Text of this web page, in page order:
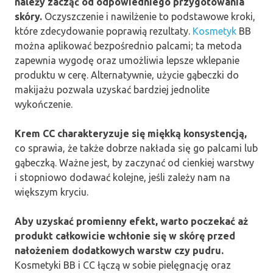
skóry. Oczyszczenie i nawilżenie to podstawowe kroki,
które zdecydowanie poprawią rezultaty. Kosmetyk BB
można aplikować bezpośrednio palcami; ta metoda
zapewnia wygodę oraz umożliwia lepsze wklepanie
produktu w cerę. Alternatywnie, użycie gąbeczki do
makijażu pozwala uzyskać bardziej jednolite
wykończenie.
Krem CC charakteryzuje się miękką konsystencją,
co sprawia, że także dobrze nakłada się go palcami lub
gąbeczką. Ważne jest, by zaczynać od cienkiej warstwy
i stopniowo dodawać kolejne, jeśli zależy nam na
większym kryciu.
Aby uzyskać promienny efekt, warto poczekać aż
produkt całkowicie wchłonie się w skórę przed
nałożeniem dodatkowych warstw czy pudru.
Kosmetyki BB i CC łączą w sobie pielęgnację oraz